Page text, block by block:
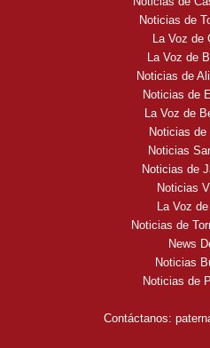
Noticias de
La Voz de
La Voz de
Noticias de
Noticias de
La Voz de
Noticias de
Noticias
Noticias de
Noticias
La Voz
Noticias de
News
Noticias
Noticias de
Contáctanos: